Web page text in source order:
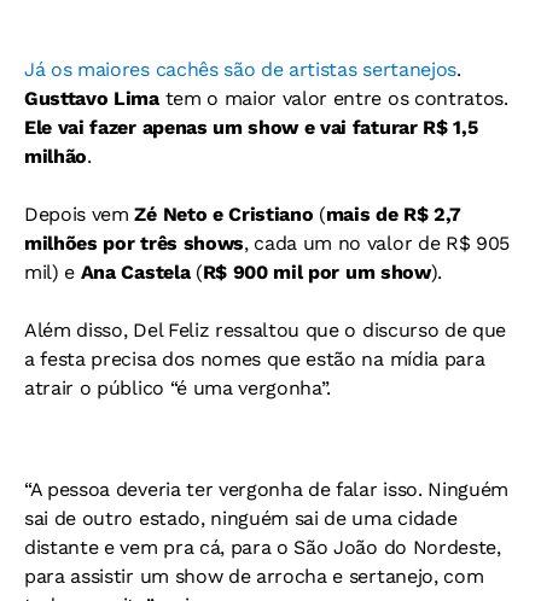
Já os maiores cachês são de artistas sertanejos.
Gusttavo Limatem o maior valor entre os contratos.
Ele vai fazer apenas um show e vai faturar R$ 1,5
milhão.
Depois vemZé Neto e Cristiano (mais de R$ 2,7
milhões por três shows, cada um no valor de R$ 905
mil) e Ana Castela(R$ 900 mil por um show).
Além disso, Del Feliz ressaltou que o discurso de que
a festa precisa dos nomes que estão na mídia para
atrair o público “é uma vergonha”.
“A pessoa deveria ter vergonha de falar isso. Ninguém
sai de outro estado, ninguém sai de uma cidade
distante e vem pra cá, para o São João do Nordeste,
para assistir um show de arrocha e sertanejo, com